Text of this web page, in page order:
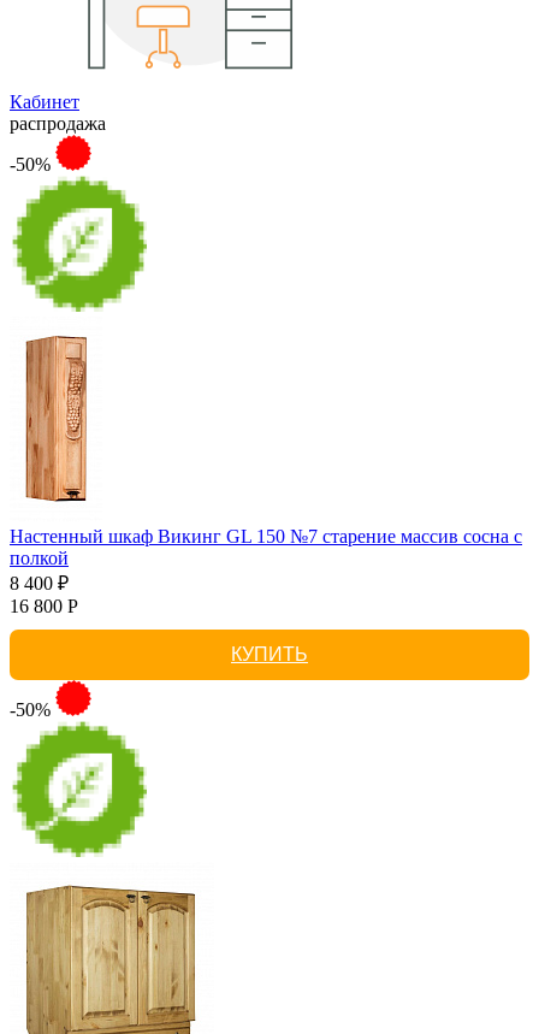
Кабинет
распродажа
-50%
Настенный шкаф Викинг GL 150 №7 старение массив сосна с
полкой
8 400 ₽
16 800 Р
КУПИТЬ
-50%